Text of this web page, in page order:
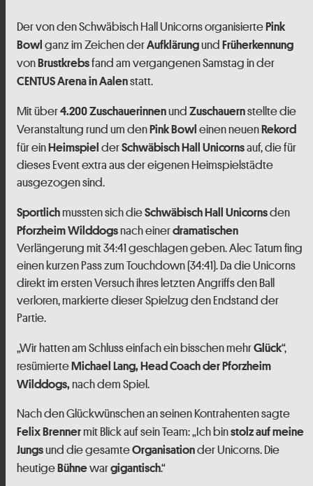
Der von den Schwäbisch Hall Unicorns organisiertePink
Bowl ganz im Zeichen derAufklärungund Früherkennung
vonBrustkrebsfand am vergangenen Samstag in der
CENTUS Arena in Aalenstatt.
Mit über4.200 Zuschauerinnenund Zuschauernstellte die
Veranstaltung rund um denPink Bowl einen neuenRekord
für einHeimspiel derSchwäbisch Hall Unicornsauf, die für
dieses Event extra aus der eigenen Heimspielstädte
ausgezogen sind.
Sportlichmussten sich dieSchwäbisch Hall Unicornsden
Pforzheim Wilddogsnach einerdramatischen
Verlängerung mit 34:41 geschlagen geben. Alec Tatum fing
einen kurzen Pass zum Touchdown (34:41). Da die Unicorns
direkt im ersten Versuch ihres letzten Angriffs den Ball
verloren, markierte dieser Spielzug den Endstand der
Partie.
„Wir hatten am Schluss einfach ein bisschen mehrGlück“,
resümierteMichael Lang, Head Coach der Pforzheim
Wilddogs,nach dem Spiel.
Nach den Glückwünschen an seinen Kontrahenten sagte
Felix Brennermit Blick auf sein Team: „Ich binstolz auf meine
Jungsund die gesamteOrganisationder Unicorns. Die
heutigeBühnewargigantisch.“